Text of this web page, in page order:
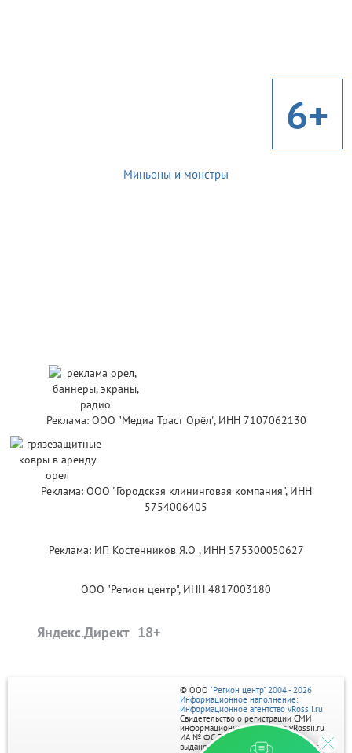
6+
Миньоны и монстры
Реклама: ООО "Медиа Траст Орёл", ИНН 7107062130
Реклама: ООО "Городская клининговая компания", ИНН
5754006405
Реклама: ИП Костенников Я.О , ИНН 575300050627
ООО "Регион центр", ИНН 4817003180
Яндекс.Директ
© ООО "Регион центр" 2004 - 2026
Информационное наполнение:
Информационное агентство vRossii.ru
Свидетельство о регистрации СМИ
информационного агентства vRossii.ru
ИА № ФС 77‑35502
выдано РОСКОМНАДЗОРом 04 марта